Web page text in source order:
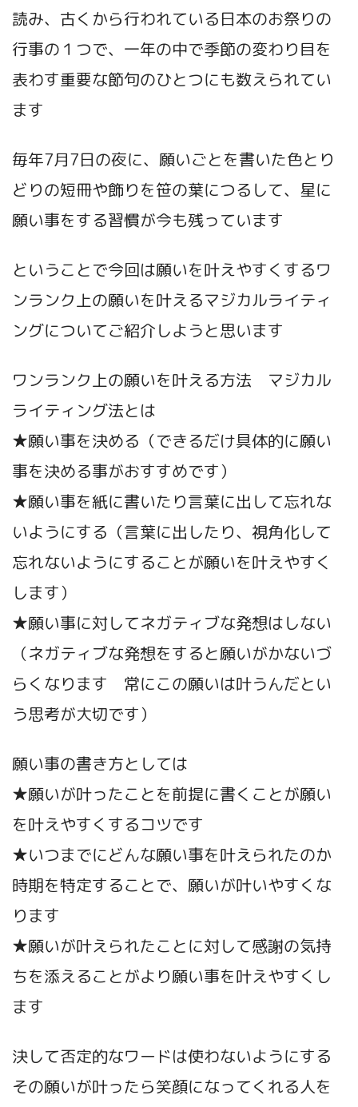
読み、古くから行われている日本のお祭りの
行事の１つで、一年の中で季節の変わり目を
表わす重要な節句のひとつにも数えられてい
ます
毎年7月7日の夜に、願いごとを書いた色とり
どりの短冊や飾りを笹の葉につるして、星に
願い事をする習慣が今も残っています
ということで今回は願いを叶えやすくするワ
ンランク上の願いを叶えるマジカルライティ
ングについてご紹介しようと思います
ワンランク上の願いを叶える方法 マジカル
ライティング法とは
★願い事を決める（できるだけ具体的に願い
事を決める事がおすすめです）
★願い事を紙に書いたり言葉に出して忘れな
いようにする（言葉に出したり、視角化して
忘れないようにすることが願いを叶えやすく
します）
★願い事に対してネガティブな発想はしない
（ネガティブな発想をすると願いがかないづ
らくなります 常にこの願いは叶うんだとい
う思考が大切です）
願い事の書き方としては
★願いが叶ったことを前提に書くことが願い
を叶えやすくするコツです
★いつまでにどんな願い事を叶えられたのか
時期を特定することで、願いが叶いやすくな
ります
★願いが叶えられたことに対して感謝の気持
ちを添えることがより願い事を叶えやすくし
ます
決して否定的なワードは使わないようにする
その願いが叶ったら笑顔になってくれる人を